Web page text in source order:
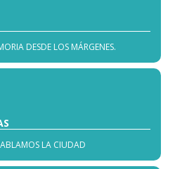
DESDE LOS MÁRGENES.
LA CIUDAD